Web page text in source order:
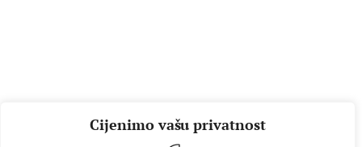
Cijenimo vašu privatnost